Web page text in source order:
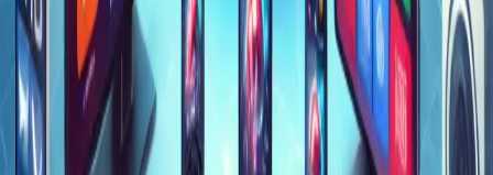
Benutzerfreundlichkeit
Einfache Navigation und ansprechende
Benutzeroberfläche.
Gerätekompatibilität
Unterstützung für verschiedene Geräte
wie Smart TVs, PCs, Tablets.
Preis-Leistungs-
Verhältnis
Günstige Preise für die gebotenen
Funktionen und Inhalte.
Kundensupport
24/7-Support und schnelle Antwortzeiten
bei Problemen.